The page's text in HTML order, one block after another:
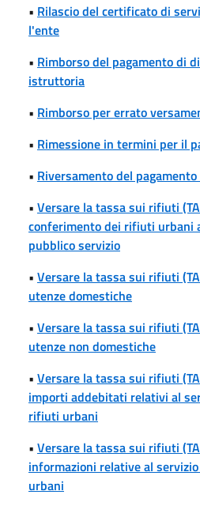
• Rilascio del certificato di
l'ente
• Rimborso del pagamento di
istruttoria
• Rimborso per errato
• Rimessione in termini per il
• Riversamento del
• Versare la tassa sui rifiuti
conferimento dei rifiuti urbani
pubblico servizio
• Versare la tassa sui rifiuti
utenze domestiche
• Versare la tassa sui rifiuti
utenze non domestiche
• Versare la tassa sui rifiuti
importi addebitati relativi al
rifiuti urbani
• Versare la tassa sui rifiuti
informazioni relative al
urbani